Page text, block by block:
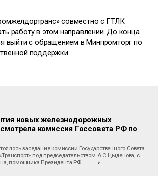
совместно с ГТЛК
работу в этом направлении. До конца
выйти с обращением в Минпромторг по
поддержки.
новых железнодорожных
комиссия Госсовета РФ по
заседание комиссии Государственного Совета
под председательством А.С.Цыденова, с
помощника Президента РФ….